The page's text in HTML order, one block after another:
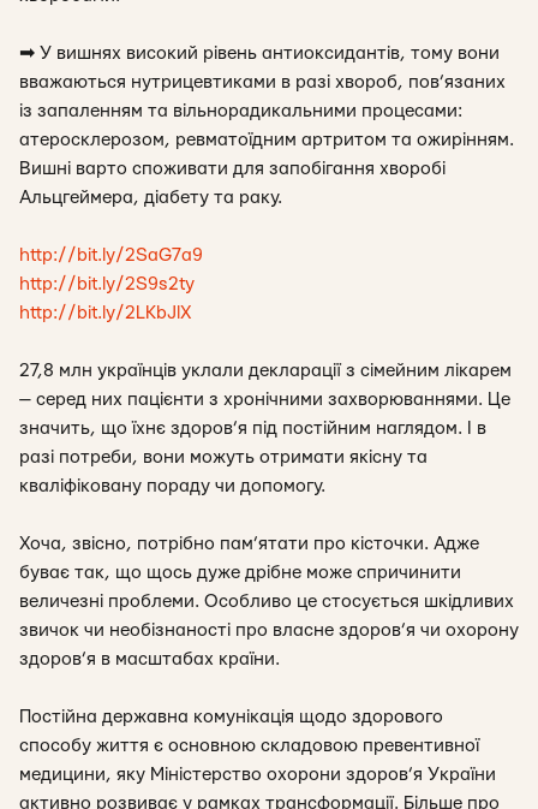
➡ У вишнях високий рівень антиоксидантів, тому вони
вважаються нутрицевтиками в разі хвороб, пов’язаних
із запаленням та вільнорадикальними процесами:
атеросклерозом, ревматоїдним артритом та ожирінням.
Вишні варто споживати для запобігання хворобі
Альцгеймера, діабету та раку.
http://bit.ly/2SaG7a9
http://bit.ly/2S9s2ty
http://bit.ly/2LKbJlX
27,8 млн українців уклали декларації з сімейним лікарем
— серед них пацієнти з хронічними захворюваннями. Це
значить, що їхнє здоров’я під постійним наглядом. І в
разі потреби, вони можуть отримати якісну та
кваліфіковану пораду чи допомогу.
Хоча, звісно, потрібно пам’ятати про кісточки. Адже
буває так, що щось дуже дрібне може спричинити
величезні проблеми. Особливо це стосується шкідливих
звичок чи необізнаності про власне здоров’я чи охорону
здоров’я в масштабах країни.
Постійна державна комунікація щодо здорового
способу життя є основною складовою превентивної
медицини, яку Міністерство охорони здоров’я України
активно розвиває у рамках трансформації. Більше про